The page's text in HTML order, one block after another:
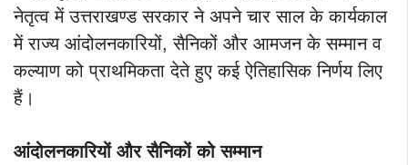
नेतृत्व में उत्तराखण्ड सरकार ने अपने चार साल के कार्यकाल
में राज्य आंदोलनकारियों, सैनिकों और आमजन के सम्मान व
कल्याण को प्राथमिकता देते हुए कई ऐतिहासिक निर्णय लिए
हैं।
आंदोलनकारियों और सैनिकों को सम्मान